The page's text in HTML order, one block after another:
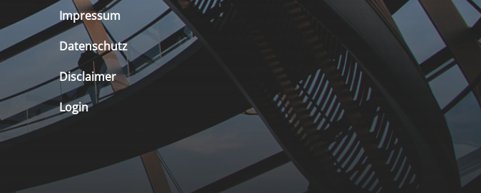
Impressum
Datenschutz
Disclaimer
Login